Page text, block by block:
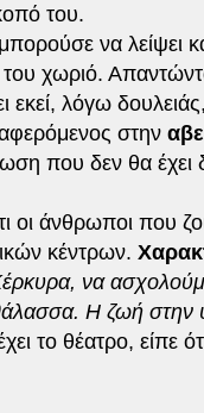
του.
να λείψει
του χωριό.
λόγω δουλειάς,
στην
που δεν θα
οι άνθρωποι που
κέντρων.
να
Η ζωή στην
το θέατρο, είπε